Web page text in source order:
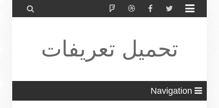


تحميل تعريفات
طابعة ولاب